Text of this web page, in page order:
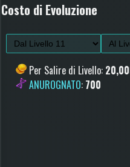
Costo di Evoluzione
Per Salire di Livello:
ANUROGNATO: 700